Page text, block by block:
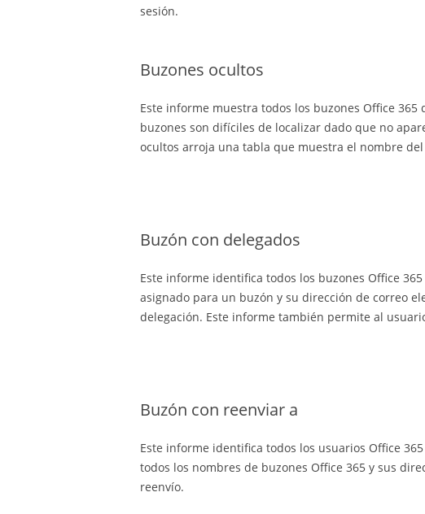
sesión.
Buzones ocultos
Este informe muestra todos los buzones Office
buzones son difíciles de localizar dado que no
ocultos arroja una tabla que muestra el nombre
Buzón con delegados
Este informe identifica todos los buzones Office
asignado para un buzón y su dirección de correo
delegación. Este informe también permite al
Buzón con reenviar a
Este informe identifica todos los usuarios Office
todos los nombres de buzones Office 365 y sus
reenvío.